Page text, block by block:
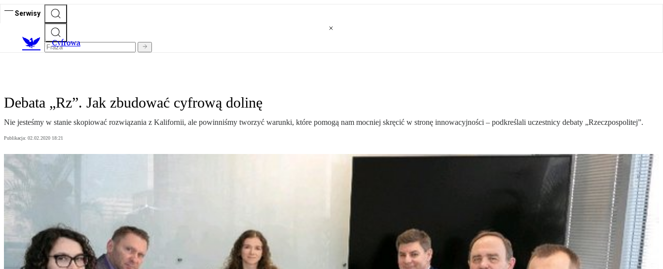
Serwisy
Cyfrowa
Debata „Rz”. Jak zbudować cyfrową dolinę
Nie jesteśmy w stanie skopiować rozwiązania z Kalifornii, ale powinniśmy tworzyć warunki, które pomogą nam mocniej skręcić w stronę innowacyjności – podkreślali uczestnicy debaty „Rzeczpospolitej”.
Publikacja: 02.02.2020 18:21